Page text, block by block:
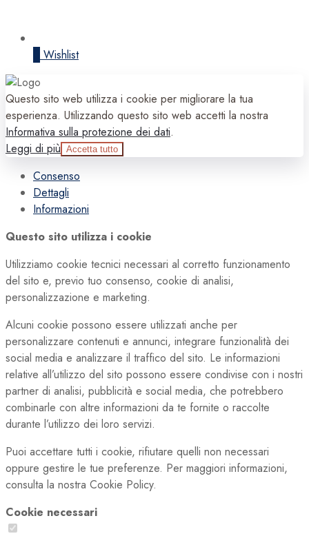
Wishlist
Questo sito web utilizza i cookie per migliorare la tua
esperienza. Utilizzando questo sito web accetti la nostra
Informativa sulla protezione dei dati.
Leggi di più Accetta tutto
Consenso
Dettagli
Informazioni
Questo sito utilizza i cookie
Utilizziamo cookie tecnici necessari al corretto funzionamento
del sito e, previo tuo consenso, cookie di analisi,
personalizzazione e marketing.
Alcuni cookie possono essere utilizzati anche per
personalizzare contenuti e annunci, integrare funzionalità dei
social media e analizzare il traffico del sito. Le informazioni
relative all’utilizzo del sito possono essere condivise con i nostri
partner di analisi, pubblicità e social media, che potrebbero
combinarle con altre informazioni da te fornite o raccolte
durante l’utilizzo dei loro servizi.
Puoi accettare tutti i cookie, rifiutare quelli non necessari
oppure gestire le tue preferenze. Per maggiori informazioni,
consulta la nostra Cookie Policy.
Cookie necessari